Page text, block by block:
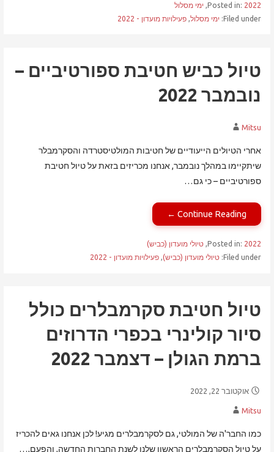
Posted in: 2022
, ימי מסלול
Filed under: ימי מסלול, פעילויות מועדון - 2022
טיול כביש חטיבת ספורטיביים –
נובמבר 2022
Mitsu
אחרי הטיולים הייעודיים של חטיבות המולטיסטרדה והסקרמבלר
שיתקיימו במהלך נובמבר, אנחנו מכריזים בזאת על טיול חטיבת
ספורטיביים – כי גם…
Continue Reading ←
Posted in: 2022
, טיולי מועדון (כביש)
Filed under:
טיולי מועדון (כביש), פעילויות מועדון - 2022
טיול חטיבת סקרמבלרים כולל
סיור קולינרי בכפרי הדרוזים
ברמת הגולן – דצמבר 2022
אוקטובר 22, 2022
Mitsu
כמו החבר'ה של המולטי, גם לסקרמבלרים מגיע! לכן אנחנו גאים להכריז
על טיול הסקרמבלרים הראשון שלנו לשנת החברות החדשה, והפעם,…